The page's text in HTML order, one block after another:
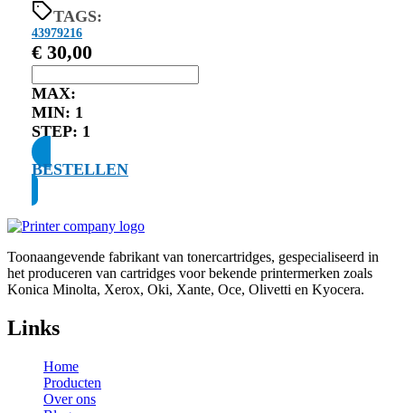
TAGS:
43979216
€ 30,00
MAX:
MIN: 1
STEP: 1
BESTELLEN
Toonaangevende fabrikant van tonercartridges, gespecialiseerd in
het produceren van cartridges voor bekende printermerken zoals
Konica Minolta, Xerox, Oki, Xante, Oce, Olivetti en Kyocera.
Links
Home
Producten
Over ons